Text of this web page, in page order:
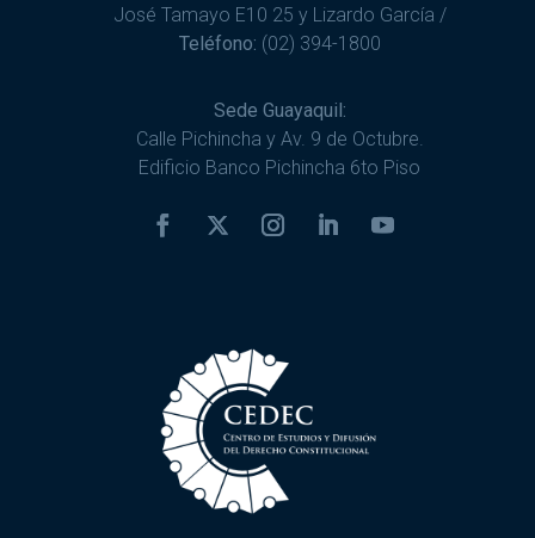
José Tamayo E10 25 y Lizardo García /
Teléfono: (02) 394-1800
Sede Guayaquil:
Calle Pichincha y Av. 9 de Octubre.
Edificio Banco Pichincha 6to Piso